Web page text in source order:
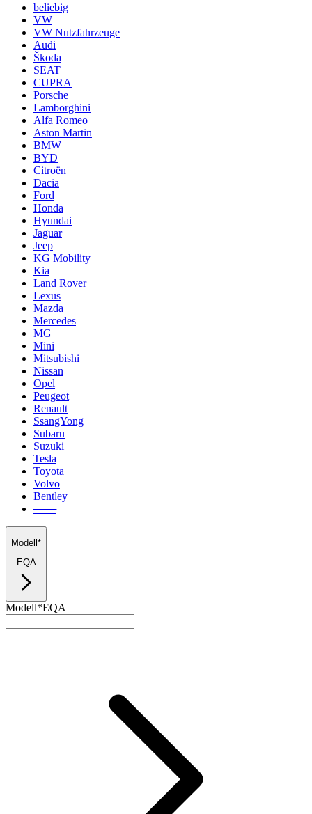
beliebig
VW
VW Nutzfahrzeuge
Audi
Škoda
SEAT
CUPRA
Porsche
Lamborghini
Alfa Romeo
Aston Martin
BMW
BYD
Citroën
Dacia
Ford
Honda
Hyundai
Jaguar
Jeep
KG Mobility
Kia
Land Rover
Lexus
Mazda
Mercedes
MG
Mini
Mitsubishi
Nissan
Opel
Peugeot
Renault
SsangYong
Subaru
Suzuki
Tesla
Toyota
Volvo
Bentley
───
Modell*
EQA
Modell*EQA